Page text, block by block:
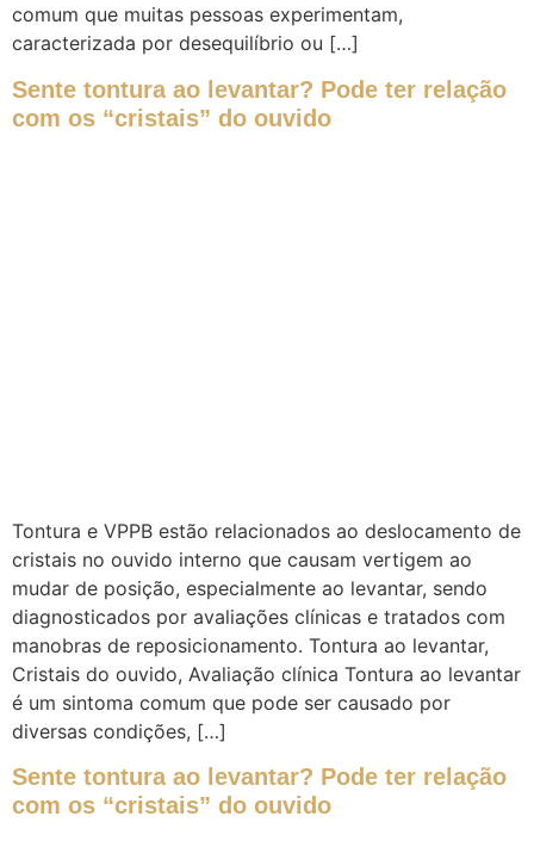
comum que muitas pessoas experimentam,
caracterizada por desequilíbrio ou […]
Sente tontura ao levantar? Pode ter relação
com os “cristais” do ouvido
Tontura e VPPB estão relacionados ao deslocamento de
cristais no ouvido interno que causam vertigem ao
mudar de posição, especialmente ao levantar, sendo
diagnosticados por avaliações clínicas e tratados com
manobras de reposicionamento. Tontura ao levantar,
Cristais do ouvido, Avaliação clínica Tontura ao levantar
é um sintoma comum que pode ser causado por
diversas condições, […]
Sente tontura ao levantar? Pode ter relação
com os “cristais” do ouvido